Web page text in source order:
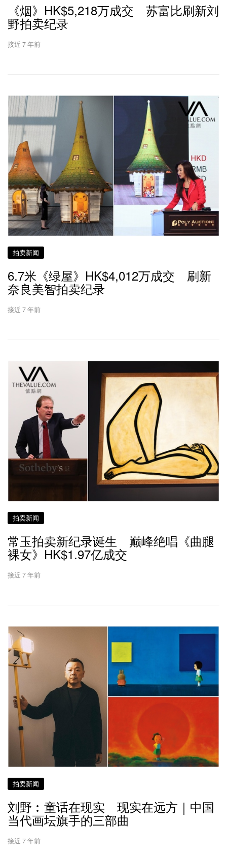
《烟》HK$5,218万成交 苏富比刷新刘
野拍卖纪录
接近 7 年前
拍卖新闻
6.7米《绿屋》HK$4,012万成交 刷新
奈良美智拍卖纪录
接近 7 年前
拍卖新闻
常玉拍卖新纪录诞生 巅峰绝唱《曲腿
裸女》HK$1.97亿成交
接近 7 年前
拍卖新闻
刘野︰童话在现实 现实在远方｜中国
当代画坛旗手的三部曲
接近 7 年前